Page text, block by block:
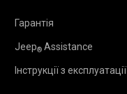
Гарантія
Jeep® Assistance
Інструкції з експлуатації